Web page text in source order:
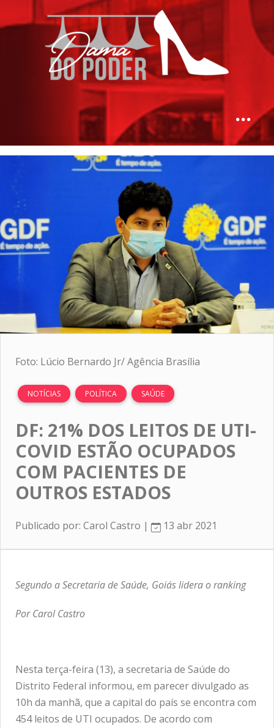
Foto: Lúcio Bernardo Jr/ Agência Brasília
NOTÍCIAS POLÍTICA SAÚDE
DF: 21% DOS LEITOS DE UTI-
COVID ESTÃO OCUPADOS
COM PACIENTES DE
OUTROS ESTADOS
Publicado por: Carol Castro | 13 abr 2021
Segundo a Secretaria de Saúde, Goiás lidera o ranking
Por Carol Castro
Nesta terça-feira (13), a secretaria de Saúde do
Distrito Federal informou, em parecer divulgado as
10h da manhã, que a capital do país se encontra com
454 leitos de UTI ocupados. De acordo com